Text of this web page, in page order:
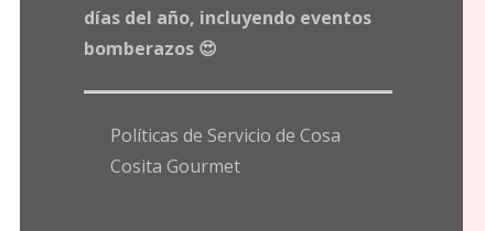
días del año, incluyendo eventos
bomberazos 😍
Políticas de Servicio de Cosa
Cosita Gourmet